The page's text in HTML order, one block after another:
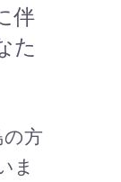
伴
た
の方
ま